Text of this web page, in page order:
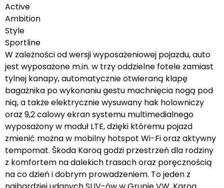
Active
Ambition
Style
Sportline
W zależności od wersji wyposażeniowej pojazdu, auto
jest wyposażone m.in. w trzy oddzielne fotele zamiast
tylnej kanapy, automatycznie otwieraną klapę
bagażnika po wykonaniu gestu machnięcia nogą pod
nią, a także elektrycznie wysuwany hak holowniczy
oraz 9,2 calowy ekran systemu multimedialnego
wyposażony w moduł LTE, dzięki któremu pojazd
zmienić można w mobilny hotspot Wi-Fi oraz aktywny
tempomat. Škoda Karoq godzi przestrzeń dla rodziny
z komfortem na dalekich trasach oraz poręcznością
na co dzień i dobrym prowadzeniem. To jeden z